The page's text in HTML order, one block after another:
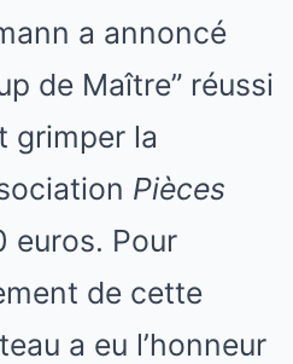
a annoncé
de Maître” réussi
grimper la
Pièces
euros. Pour
de cette
a eu l’honneur